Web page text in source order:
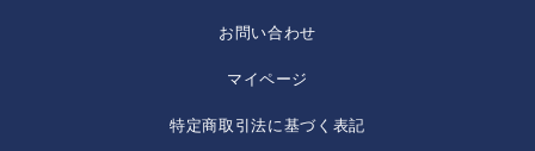
お問い合わせ
マイページ
特定商取引法に基づく表記